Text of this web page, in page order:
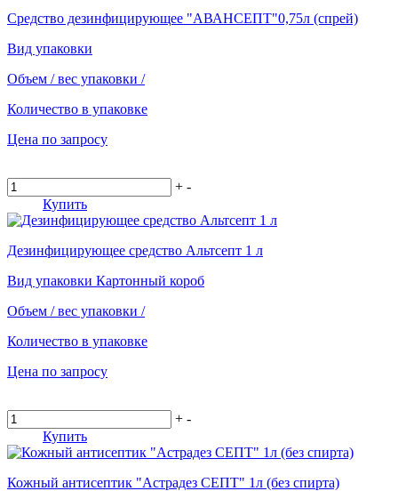
Средство дезинфицирующее "АВАНСЕПТ"0,75л (спрей)
Вид упаковки
Объем / вес упаковки /
Количество в упаковке
Цена по запросу
+ -
Купить
Дезинфицирующее средство Альтсепт 1 л
Вид упаковки Картонный короб
Объем / вес упаковки /
Количество в упаковке
Цена по запросу
+ -
Купить
Кожный антисептик "Астрадез СЕПТ" 1л (без спирта)